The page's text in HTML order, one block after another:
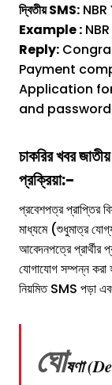
দ্বিতীয় SMS: NBR
Example :
Reply:
Payment
Application
and
চাকরির খবর
প্রক্রিয়া:-
প্রবেশপত্র প্রাপ্তির
মাধ্যমে (শুধুমাত্র
আবেদনপত্রে প্রার্থীর
যোগাযোগ সম্পন্ন করা
নিয়মিত SMS পড়া এবং
ঘোষণা